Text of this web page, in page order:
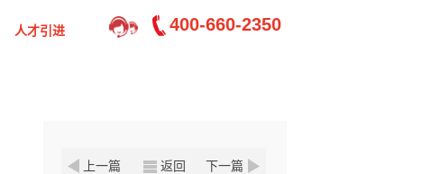
人才引进 400-660-2350
上一篇 返回 下一篇